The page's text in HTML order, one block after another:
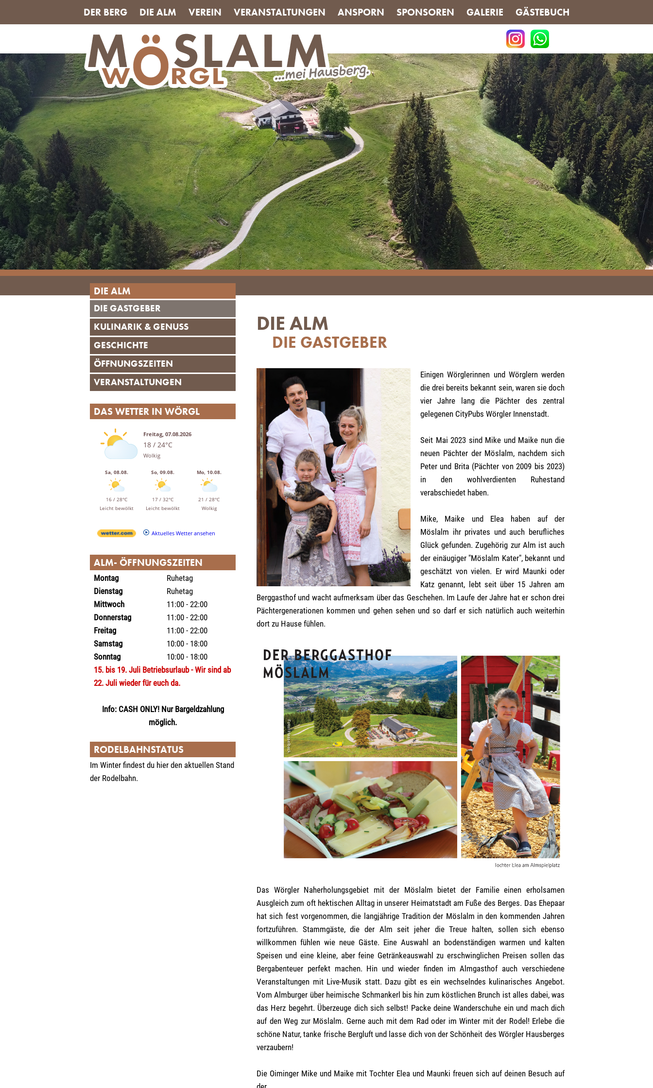
DER BERG DIE ALM VEREIN VERANSTALTUNGEN ANSPORN SPONSOREN GALERIE GÄSTEBUCH
DIE ALM
DIE GASTGEBER
KULINARIK & GENUSS
GESCHICHTE
ÖFFNUNGSZEITEN
VERANSTALTUNGEN
DAS WETTER IN WÖRGL
Freitag, 07.08.2026
18 / 24°C
Wolkig
Sa, 08.08.
16 / 28°C
Leicht bewölkt
So, 09.08.
17 / 32°C
Leicht bewölkt
Mo, 10.08.
21 / 28°C
Wolkig
Aktuelles Wetter ansehen
ALM- ÖFFNUNGSZEITEN
Montag
Ruhetag
Dienstag
Ruhetag
Mittwoch
11:00 - 22:00
Donnerstag
11:00 - 22:00
Freitag
11:00 - 22:00
Samstag
10:00 - 18:00
Sonntag
10:00 - 18:00
15. bis 19. Juli Betriebsurlaub - Wir sind ab
22. Juli wieder für euch da.
Info: CASH ONLY! Nur Bargeldzahlung
möglich.
RODELBAHNSTATUS
Im Winter findest du hier den aktuellen Stand
der Rodelbahn.
DIE ALM
DIE GASTGEBER
Einigen Wörglerinnen und Wörglern werden
die drei bereits bekannt sein, waren sie doch
vier Jahre lang die Pächter des zentral
gelegenen CityPubs Wörgler Innenstadt.
Seit Mai 2023 sind Mike und Maike nun die
neuen Pächter der Möslalm, nachdem sich
Peter und Brita (Pächter von 2009 bis 2023)
in den wohlverdienten Ruhestand
verabschiedet haben.
Mike, Maike und Elea haben auf der
Möslalm ihr privates und auch berufliches
Glück gefunden. Zugehörig zur Alm ist auch
der einäugiger "Möslalm Kater", bekannt und
geschätzt von vielen. Er wird Maunki oder
Katz genannt, lebt seit über 15 Jahren am
Berggasthof und wacht aufmerksam über das Geschehen. Im Laufe der Jahre hat er schon drei
Pächtergenerationen kommen und gehen sehen und so darf er sich natürlich auch weiterhin
dort zu Hause fühlen.
Das Wörgler Naherholungsgebiet mit der Möslalm bietet der Familie einen erholsamen
Ausgleich zum oft hektischen Alltag in unserer Heimatstadt am Fuße des Berges. Das Ehepaar
hat sich fest vorgenommen, die langjährige Tradition der Möslalm in den kommenden Jahren
fortzuführen. Stammgäste, die der Alm seit jeher die Treue halten, sollen sich ebenso
willkommen fühlen wie neue Gäste. Eine Auswahl an bodenständigen warmen und kalten
Speisen und eine kleine, aber feine Getränkeauswahl zu erschwinglichen Preisen sollen das
Bergabenteuer perfekt machen. Hin und wieder finden im Almgasthof auch verschiedene
Veranstaltungen mit Live-Musik statt. Dazu gibt es ein wechselndes kulinarisches Angebot.
Vom Almburger über heimische Schmankerl bis hin zum köstlichen Brunch ist alles dabei, was
das Herz begehrt. Überzeuge dich sich selbst! Packe deine Wanderschuhe ein und mach dich
auf den Weg zur Möslalm. Gerne auch mit dem Rad oder im Winter mit der Rodel! Erlebe die
schöne Natur, tanke frische Bergluft und lasse dich von der Schönheit des Wörgler Hausberges
verzaubern!
Die Oiminger Mike und Maike mit Tochter Elea und Maunki freuen sich auf deinen Besuch auf